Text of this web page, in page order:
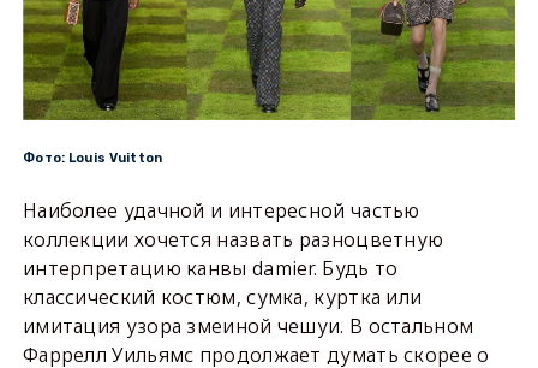
Фото: Louis Vuitton
Наиболее удачной и интересной частью
коллекции хочется назвать разноцветную
интерпретацию канвы damier. Будь то
классический костюм, сумка, куртка или
имитация узора змеиной чешуи. В остальном
Фаррелл Уильямс продолжает думать скорее о